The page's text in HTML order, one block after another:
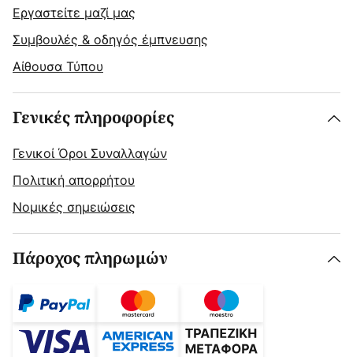
Εργαστείτε μαζί μας
Συμβουλές & οδηγός έμπνευσης
Αίθουσα Τύπου
Γενικές πληροφορίες
Γενικοί Όροι Συναλλαγών
Πολιτική απορρήτου
Νομικές σημειώσεις
Πάροχος πληρωμών